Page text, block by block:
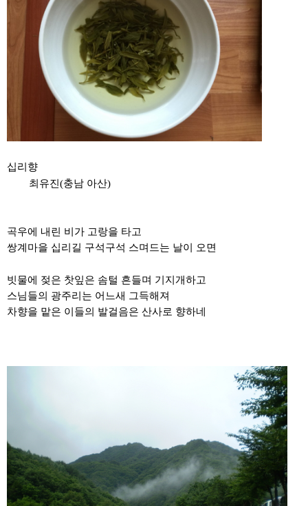
십리향
최유진 (충남 아산)
곡우에 내린 비가 고랑을 타고
쌍계마을 십리길 구석구석 스며드는 날이 오면
빗물에 젖은 찻잎은 솜털 흔들며 기지개하고
스님들의 광주리는 어느새 그득해져
차향을 맡은 이들의 발걸음은 산사로 향하네